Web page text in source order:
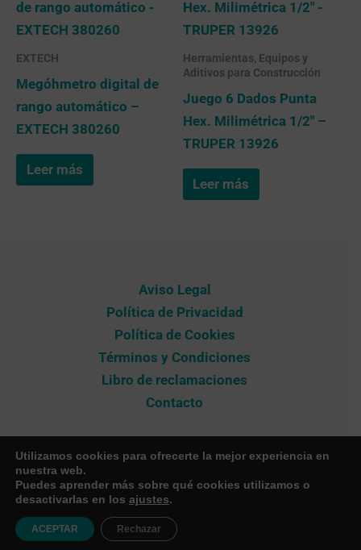
EXTECH
Megóhmetro digital de
rango automático –
EXTECH 380260
Leer más
Herramientas, Equipos y
Aditivos para Construcción
Juego 6 Dados Punta
Hex. Milimétrica 1/2″ –
TRUPER 13926
Leer más
Aviso Legal
Política de Privacidad
Política de Cookies
Términos y Condiciones
Libro de reclamaciones
Contacto
Copyright © 2026 TECNOTOTAL PERÚ - SUMINISTROS
INDUSTRIALES
TECNOTOTAL S.A.C. (RUC: 20603436475)
Utilizamos cookies para ofrecerte la mejor experiencia en
nuestra web.
Puedes aprender más sobre qué cookies utilizamos o
desactivarlas en los ajustes.
ACEPTAR Rechazar